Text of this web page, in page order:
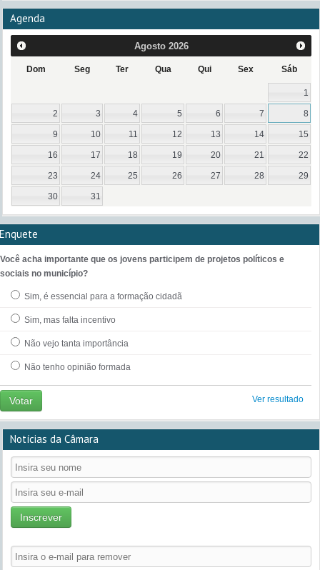
Agenda
Agosto 2026
Dom Seg Ter Qua Qui Sex Sáb
1
2 3 4 5 6 7 8
9 10 11 12 13 14 15
16 17 18 19 20 21 22
23 24 25 26 27 28 29
30 31
Enquete
Você acha importante que os jovens participem de projetos políticos e
sociais no município?
Sim, é essencial para a formação cidadã
Sim, mas falta incentivo
Não vejo tanta importância
Não tenho opinião formada
Votar Ver resultado
Notícias da Câmara
Inscrever